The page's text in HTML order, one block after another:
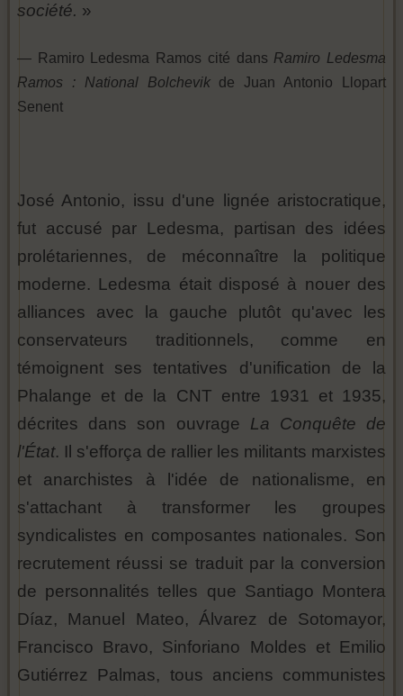
société. »
— Ramiro Ledesma Ramos cité dans Ramiro Ledesma
Ramos : National Bolchevik de Juan Antonio Llopart
Senent
José Antonio, issu d'une lignée aristocratique,
fut accusé par Ledesma, partisan des idées
prolétariennes, de méconnaître la politique
moderne. Ledesma était disposé à nouer des
alliances avec la gauche plutôt qu'avec les
conservateurs traditionnels, comme en
témoignent ses tentatives d'unification de la
Phalange et de la CNT entre 1931 et 1935,
décrites dans son ouvrage La Conquête de
l'État. Il s'efforça de rallier les militants marxistes
et anarchistes à l'idée de nationalisme, en
s'attachant à transformer les groupes
syndicalistes en composantes nationales. Son
recrutement réussi se traduit par la conversion
de personnalités telles que Santiago Montera
Díaz, Manuel Mateo, Álvarez de Sotomayor,
Francisco Bravo, Sinforiano Moldes et Emilio
Gutiérrez Palmas, tous anciens communistes